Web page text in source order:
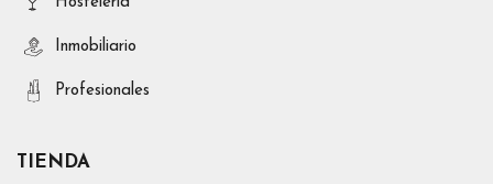
Inmobiliario
Profesionales
TIENDA